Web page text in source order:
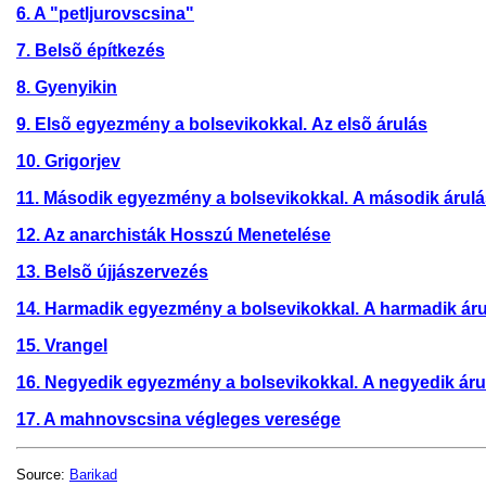
6. A "petljurovscsina"
7. Belsõ építkezés
8. Gyenyikin
9. Elsõ egyezmény a bolsevikokkal. Az elsõ árulás
10. Grigorjev
11. Második egyezmény a bolsevikokkal. A második
12. Az anarchisták Hosszú Menetelése
13. Belsõ újjászervezés
14. Harmadik egyezmény a bolsevikokkal. A harmadik
15. Vrangel
16. Negyedik egyezmény a bolsevikokkal. A negyedik
17. A mahnovscsina végleges veresége
Source: Barikad